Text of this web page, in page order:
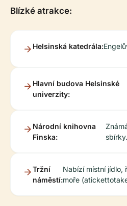
Blízké atrakce:
Helsinská katedrála:
Hlavní budova Helsinské
univerzity:
Národní knihovna
Finska:
sbírky.
Tržní
náměstí:
Nabízí místní jídlo,
moře